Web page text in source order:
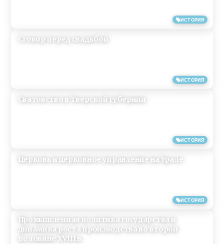
ИСТОРИЯ
ИСТОРИЯ
Сговор перед свадьбой
ИСТОРИЯ
Сватовство в Тверской губернии
ИСТОРИЯ
Церковь и церковное управление на Урале
Промышленная политика государства и
динамика роста производства во второй
половине XVIII в.